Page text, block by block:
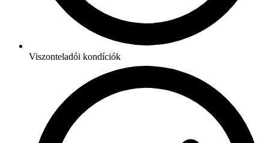
Viszonteladói kondíciók